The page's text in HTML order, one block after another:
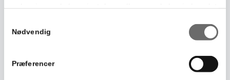
Nødvendig
Præferencer
fakturaer elektronisk.
er samme format, som du måske allerede benytter til